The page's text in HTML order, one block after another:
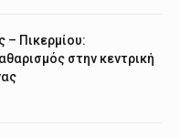
Πικερμίου:
στην κεντρική